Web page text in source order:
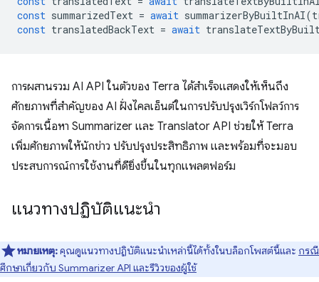
const summarizedText = await summarizerByBuiltInAI(
const translatedBackText = await
การผสานรวม AI API ในตัวของ Terra ได้สำเร็จแสดงให้เห็นถึง
ศักยภาพที่สำคัญของ AI ฝั่งไคลเอ็นต์ในการปรับปรุงเวิร์กโฟลว์การ
จัดการเนื้อหา Summarizer และ Translator API ช่วยให้ Terra
เพิ่มศักยภาพให้นักข่าว ปรับปรุงประสิทธิภาพ และพร้อมที่จะมอบ
ประสบการณ์การใช้งานที่ดียิ่งขึ้นในทุกแพลตฟอร์ม
แนวทางปฏิบัติแนะนำ
หมายเหตุ:คุณดูแนวทางปฏิบัติแนะนำเหล่านี้ได้ทั้งในบล็อกโพสต์นี้และ กรณี
ศึกษาเกี่ยวกับ Summarizer API และรีวิวของผู้ใช้